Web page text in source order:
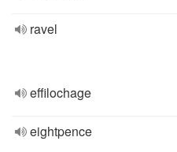
ravel
effilochage
eightpence